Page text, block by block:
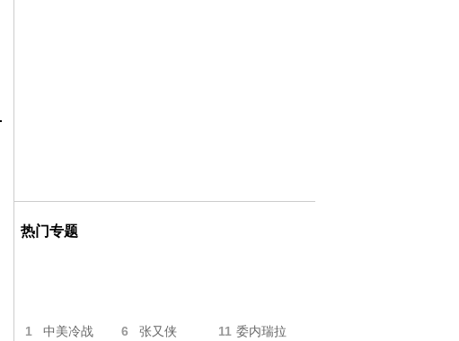
热门专题
1 中美冷战 6 张又侠 11 委内瑞拉